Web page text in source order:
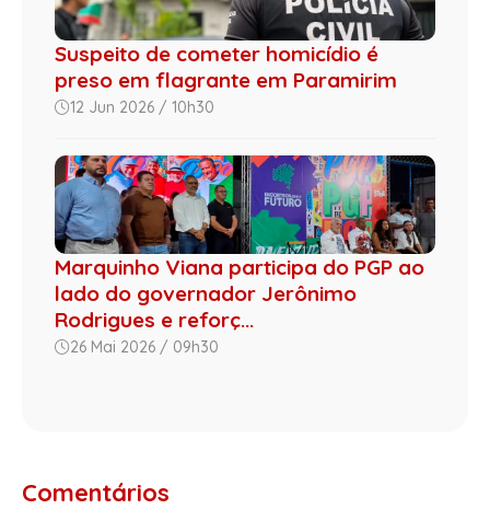
Suspeito de cometer homicídio é
preso em flagrante em Paramirim
12 Jun 2026 / 10h30
Marquinho Viana participa do PGP ao
lado do governador Jerônimo
Rodrigues e reforç...
26 Mai 2026 / 09h30
Comentários